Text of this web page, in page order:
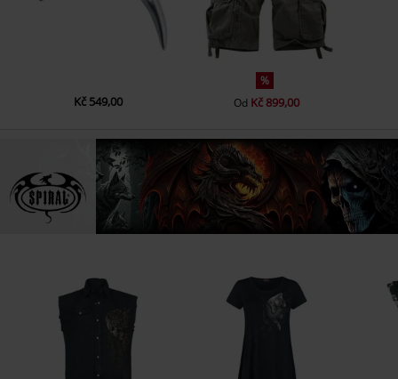
Kč 549,00
%
Od Kč 899,00